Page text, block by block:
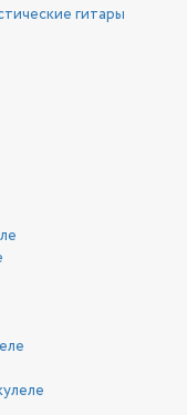
гитары